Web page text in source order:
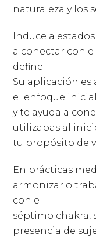
naturaleza y los
Induce a
a conectar con
define.
Su aplicación
el enfoque
y te ayuda a
utilizabas al
tu propósito de
En prácticas
armonizar o
con el
séptimo chakra,
presencia de